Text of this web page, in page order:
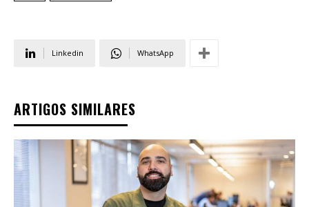
Linkedin WhatsApp
ARTIGOS SIMILARES